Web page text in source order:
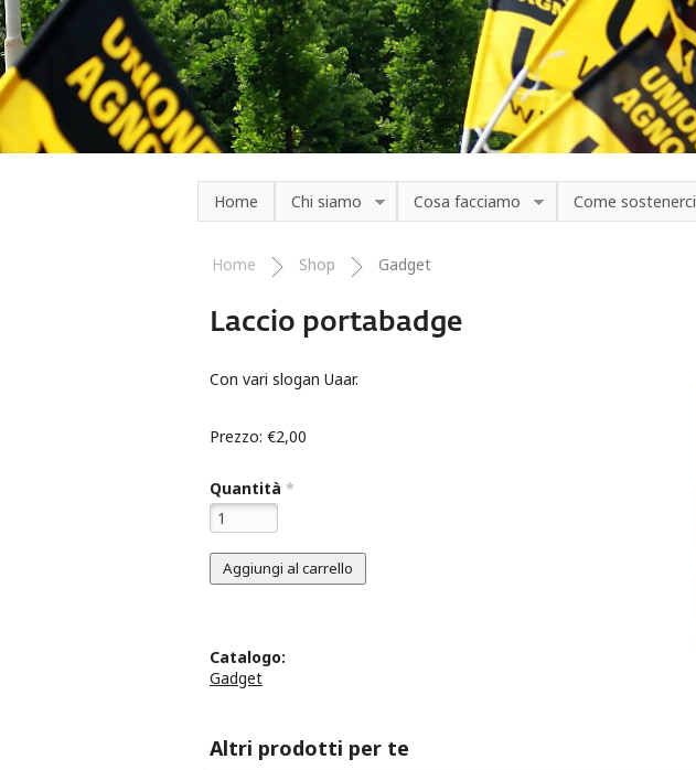
Salta al contenuto principale
Home Chi siamo Cosa facciamo Come sostenerci
Tu sei qui
Home Shop Gadget
Laccio portabadge
Con vari slogan Uaar.
Prezzo: €2,00
Quantità *
Catalogo:
Gadget
Altri prodotti per te